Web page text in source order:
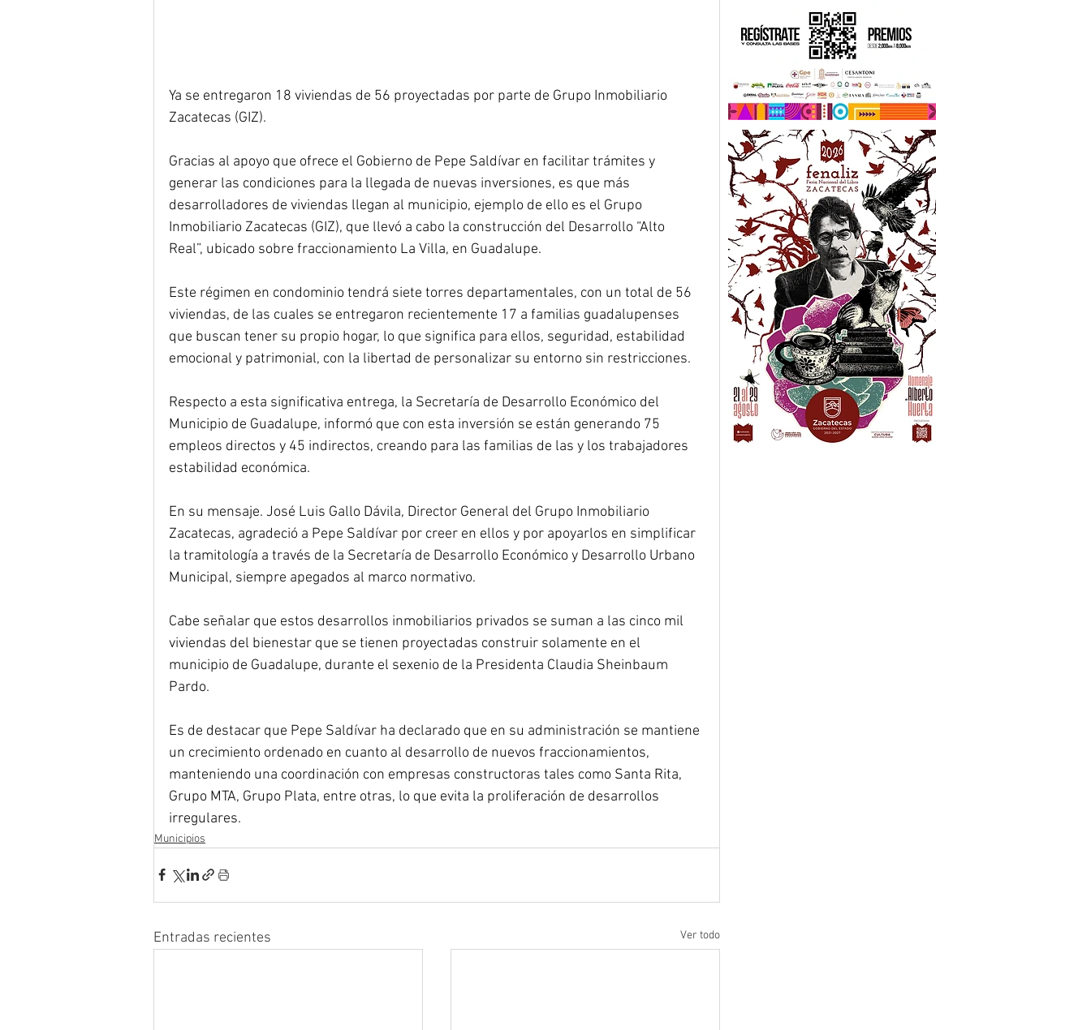
Ya se entregaron 18 viviendas de 56 proyectadas por parte de Grupo Inmobiliario
Zacatecas (GIZ).
Gracias al apoyo que ofrece el Gobierno de Pepe Saldívar en facilitar trámites y
generar las condiciones para la llegada de nuevas inversiones, es que más
desarrolladores de viviendas llegan al municipio, ejemplo de ello es el Grupo
Inmobiliario Zacatecas (GIZ), que llevó a cabo la construcción del Desarrollo “Alto
Real”, ubicado sobre fraccionamiento La Villa, en Guadalupe.
Este régimen en condominio tendrá siete torres departamentales, con un total de 56
viviendas, de las cuales se entregaron recientemente 17 a familias guadalupenses
que buscan tener su propio hogar, lo que significa para ellos, seguridad, estabilidad
emocional y patrimonial, con la libertad de personalizar su entorno sin restricciones.
Respecto a esta significativa entrega, la Secretaría de Desarrollo Económico del
Municipio de Guadalupe, informó que con esta inversión se están generando 75
empleos directos y 45 indirectos, creando para las familias de las y los trabajadores
estabilidad económica.
En su mensaje. José Luis Gallo Dávila, Director General del Grupo Inmobiliario
Zacatecas, agradeció a Pepe Saldívar por creer en ellos y por apoyarlos en simplificar
la tramitología a través de la Secretaría de Desarrollo Económico y Desarrollo Urbano
Municipal, siempre apegados al marco normativo.
Cabe señalar que estos desarrollos inmobiliarios privados se suman a las cinco mil
viviendas del bienestar que se tienen proyectadas construir solamente en el
municipio de Guadalupe, durante el sexenio de la Presidenta Claudia Sheinbaum
Pardo.
Es de destacar que Pepe Saldívar ha declarado que en su administración se mantiene
un crecimiento ordenado en cuanto al desarrollo de nuevos fraccionamientos,
manteniendo una coordinación con empresas constructoras tales como Santa Rita,
Grupo MTA, Grupo Plata, entre otras, lo que evita la proliferación de desarrollos
irregulares.
Municipios
Entradas recientes Ver todo